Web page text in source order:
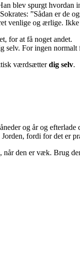
blev spurgt hvordan
”Sådan er
venlige og ærlige.
for at få noget andet.
For ingen
værdsætterdig selv.
og år og efterlade
fordi for det er
den er væk. Brug